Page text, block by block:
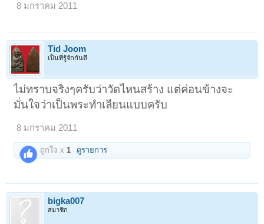
8 มกราคม 2011
Tid Joom
เป็นที่รู้จักกันดี
ไม่ทราบจริงๆครับว่าวัดไหนสร้าง แต่ค่อนข้างจะ
มั่นใจว่าเป็นพระทำเลียนแบบครับ
8 มกราคม 2011
ถูกใจ x1 ดูรายการ
bigka007
สมาชิก